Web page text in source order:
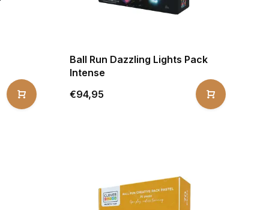
Ball Run Dazzling Lights Pack
Intense
€94,95